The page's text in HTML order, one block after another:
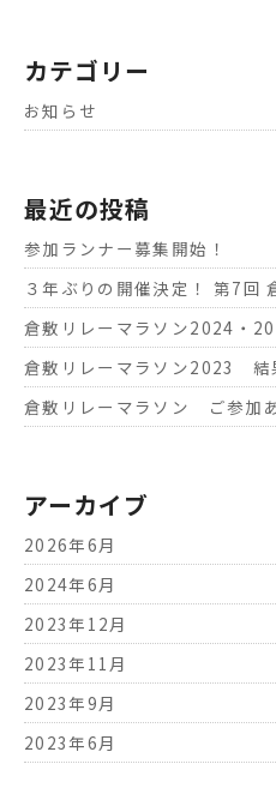
ョ
ン
カテゴリー
お知らせ
最近の投稿
参加ランナー募集開始！
３年ぶりの開催決定！ 第7回
倉敷リレーマラソン2024・
倉敷リレーマラソン2023 結
倉敷リレーマラソン ご参加
アーカイブ
2026年6月
2024年6月
2023年12月
2023年11月
2023年9月
2023年6月